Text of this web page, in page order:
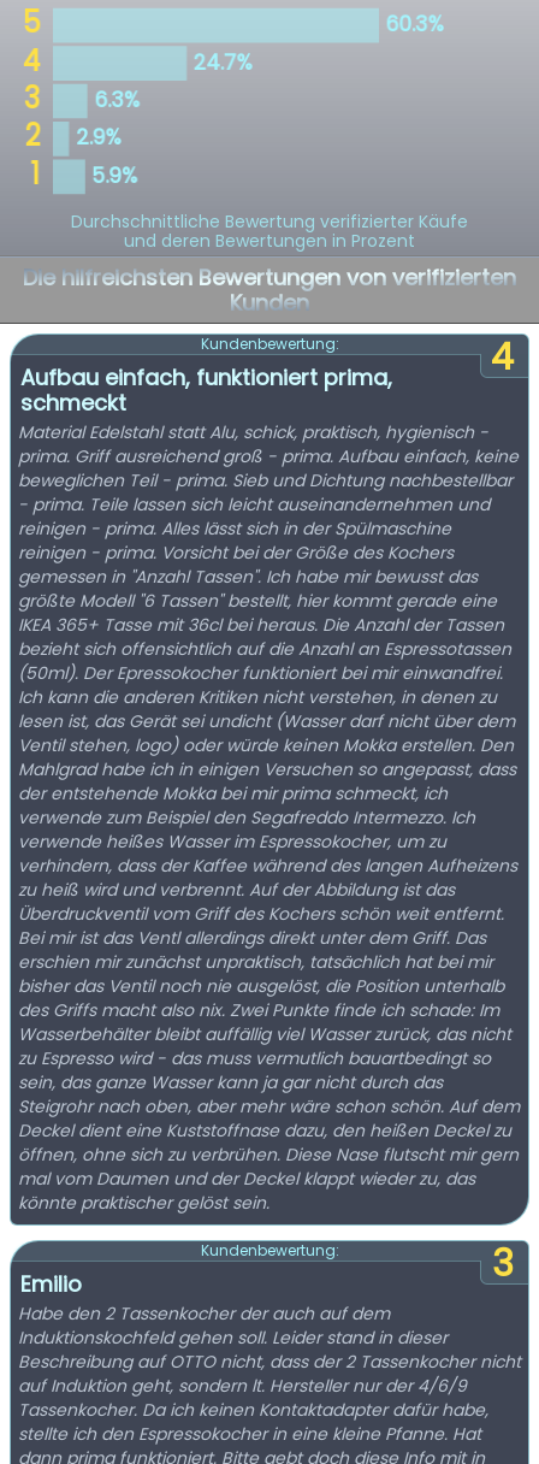
Durchschnittliche Bewertung verifizierter Käufe
und deren Bewertungen in Prozent
Die hilfreichsten Bewertungen von verifizierten
Kunden
4
Kundenbewertung:
Aufbau einfach, funktioniert prima,
schmeckt
Material Edelstahl statt Alu, schick, praktisch, hygienisch -
prima. Griff ausreichend groß - prima. Aufbau einfach, keine
beweglichen Teil - prima. Sieb und Dichtung nachbestellbar
- prima. Teile lassen sich leicht auseinandernehmen und
reinigen - prima. Alles lässt sich in der Spülmaschine
reinigen - prima. Vorsicht bei der Größe des Kochers
gemessen in "Anzahl Tassen". Ich habe mir bewusst das
größte Modell "6 Tassen" bestellt, hier kommt gerade eine
IKEA 365+ Tasse mit 36cl bei heraus. Die Anzahl der Tassen
bezieht sich offensichtlich auf die Anzahl an Espressotassen
(50ml). Der Epressokocher funktioniert bei mir einwandfrei.
Ich kann die anderen Kritiken nicht verstehen, in denen zu
lesen ist, das Gerät sei undicht (Wasser darf nicht über dem
Ventil stehen, logo) oder würde keinen Mokka erstellen. Den
Mahlgrad habe ich in einigen Versuchen so angepasst, dass
der entstehende Mokka bei mir prima schmeckt, ich
verwende zum Beispiel den Segafreddo Intermezzo. Ich
verwende heißes Wasser im Espressokocher, um zu
verhindern, dass der Kaffee während des langen Aufheizens
zu heiß wird und verbrennt. Auf der Abbildung ist das
Überdruckventil vom Griff des Kochers schön weit entfernt.
Bei mir ist das Ventl allerdings direkt unter dem Griff. Das
erschien mir zunächst unpraktisch, tatsächlich hat bei mir
bisher das Ventil noch nie ausgelöst, die Position unterhalb
des Griffs macht also nix. Zwei Punkte finde ich schade: Im
Wasserbehälter bleibt auffällig viel Wasser zurück, das nicht
zu Espresso wird - das muss vermutlich bauartbedingt so
sein, das ganze Wasser kann ja gar nicht durch das
Steigrohr nach oben, aber mehr wäre schon schön. Auf dem
Deckel dient eine Kuststoffnase dazu, den heißen Deckel zu
öffnen, ohne sich zu verbrühen. Diese Nase flutscht mir gern
mal vom Daumen und der Deckel klappt wieder zu, das
könnte praktischer gelöst sein.
3
Kundenbewertung:
Emilio
Habe den 2 Tassenkocher der auch auf dem
Induktionskochfeld gehen soll. Leider stand in dieser
Beschreibung auf OTTO nicht, dass der 2 Tassenkocher nicht
auf Induktion geht, sondern lt. Hersteller nur der 4/6/9
Tassenkocher. Da ich keinen Kontaktadapter dafür habe,
stellte ich den Espressokocher in eine kleine Pfanne. Hat
dann prima funktioniert. Bitte gebt doch diese Info mit in